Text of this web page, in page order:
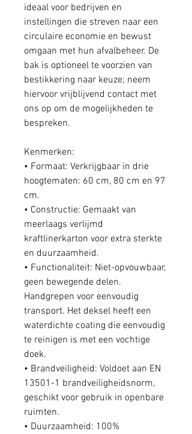
ideaal voor bedrijven en
instellingen die streven naar een
circulaire economie en bewust
omgaan met hun afvalbeheer. De
bak is optioneel te voorzien van
bestikkering naar keuze; neem
hiervoor vrijblijvend contact met
ons op om de mogelijkheden te
bespreken.
Kenmerken:
• Formaat: Verkrijgbaar in drie
hoogtematen: 60 cm, 80 cm en 97
cm.
• Constructie: Gemaakt van
meerlaags verlijmd
kraftlinerkarton voor extra sterkte
en duurzaamheid.
• Functionaliteit: Niet-opvouwbaar,
geen bewegende delen.
Handgrepen voor eenvoudig
transport. Het deksel heeft een
waterdichte coating die eenvoudig
te reinigen is met een vochtige
doek.
• Brandveiligheid: Voldoet aan EN
13501-1 brandveiligheidsnorm,
geschikt voor gebruik in openbare
ruimten.
• Duurzaamheid: 100%